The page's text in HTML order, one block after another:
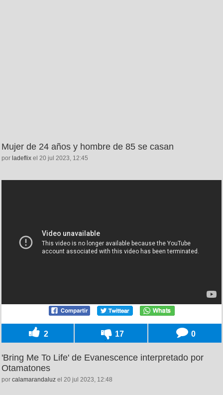
Mujer de 24 años y hombre de 85 se casan
por ladeflix el 20 jul 2023, 12:45
2 17 0
'Bring Me To Life' de Evanescence interpretado por
Otamatones
por calamarandaluz el 20 jul 2023, 12:48